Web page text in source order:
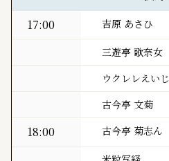
17:00 吉原 あさひ
三遊亭 歌奈女
ウクレレえいじ
古今亭 文菊
18:00 古今亭 菊志ん